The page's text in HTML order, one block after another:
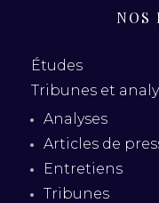
NOS
Études
Tribunes et
Analyses
Articles de
Entretiens
Tribunes